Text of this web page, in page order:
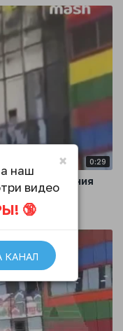
0:29
в ТЦ «Алания
×
наш
видео
🔞
КАНАЛ